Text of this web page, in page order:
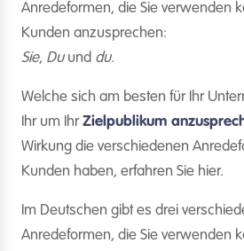
Anredeformen, die Sie verwenden
Kunden anzusprechen:
Sie, Duund du.
Welche sich am besten für Ihr
Ihr um IhrZielpublikum
Wirkung die verschiedenen
Kunden haben, erfahren Sie hier.
Im Deutschen gibt es drei
Anredeformen, die Sie verwenden